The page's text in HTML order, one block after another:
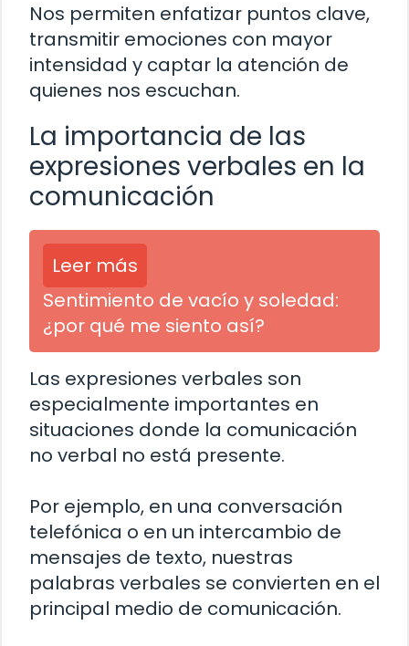
Nos permiten enfatizar puntos clave,
transmitir emociones con mayor
intensidad y captar la atención de
quienes nos escuchan.
La importancia de las
expresiones verbales en la
comunicación
Leer más
Sentimiento de vacío y soledad:
¿por qué me siento así?
Las expresiones verbales son
especialmente importantes en
situaciones donde la comunicación
no verbal no está presente.
Por ejemplo, en una conversación
telefónica o en un intercambio de
mensajes de texto, nuestras
palabras verbales se convierten en el
principal medio de comunicación.